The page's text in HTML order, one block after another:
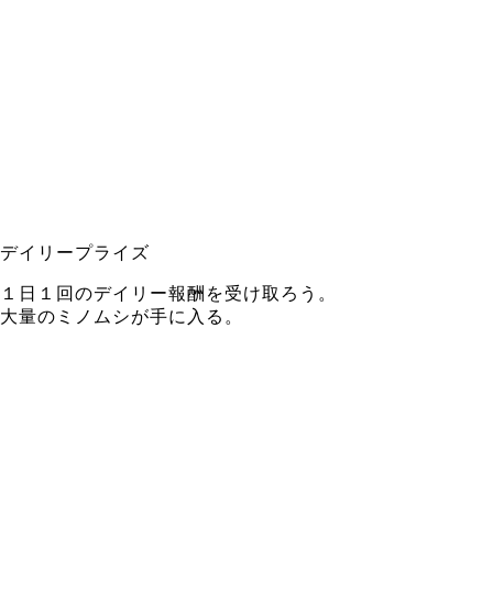
デイリープライズ
１日１回のデイリー報酬を受け取ろう。
大量のミノムシが手に入る。